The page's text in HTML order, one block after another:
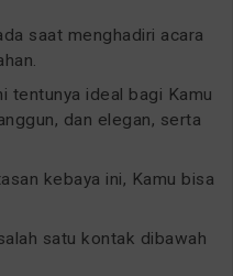
saat menghadiri acara
tentunya ideal bagi Kamu
dan elegan, serta
kebaya ini, Kamu bisa
satu kontak dibawah